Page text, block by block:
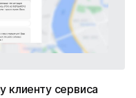
клиенту сервиса